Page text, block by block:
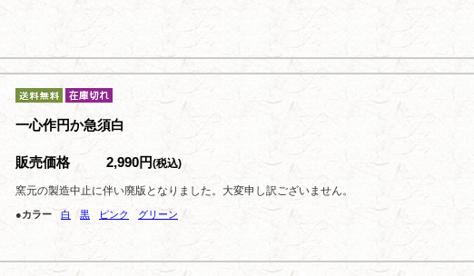
一心作円か急須白
販売価格 2,990円(税込)
窯元の製造中止に伴い廃版となりました。大変申し訳ございません。
●カラー 白 黒 ピンク グリーン